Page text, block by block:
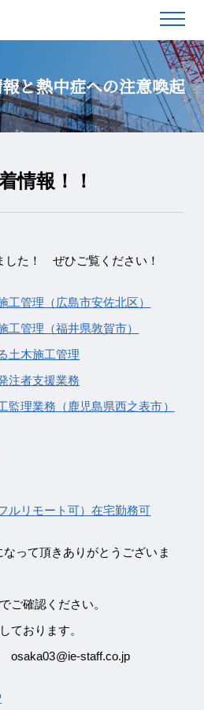
と熱中症への注意喚起
情報！！
した！ ぜひご覧ください！
工管理（広島市安佐北区）
工管理（福井県敦賀市）
土木施工管理
注者支援業務
監理業務（鹿児島県西之表市）
ルリモート可）在宅勤務可
って頂きありがとうございま
ご確認ください。
ております。
osaka03@ie-staff.co.jp